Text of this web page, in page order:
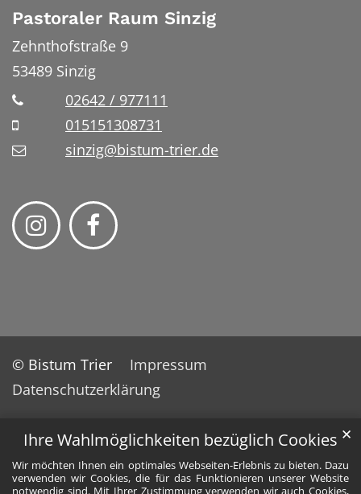
Ihre Wahlmöglichkeiten bezüglich Cookies
Wir möchten Ihnen ein optimales Webseiten-Erlebnis zu bieten. Dazu
verwenden wir Cookies, die für das Funktionieren unserer Website
notwendig sind. Mit Ihrer Zustimmung verwenden wir auch Cookies,
✕
Pastoraler Raum Sinzig
Zehnthofstraße 9
53489 Sinzig
02642 / 977111
015151308731
sinzig@bistum-trier.de
© Bistum Trier
Impressum
Datenschutzerklärung